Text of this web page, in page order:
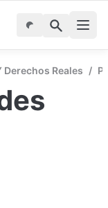
Derechos Reales /